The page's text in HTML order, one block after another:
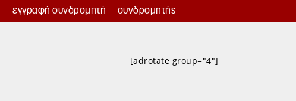
εγγραφή συνδρομητή συνδρομητής
[adrotate group="4"]